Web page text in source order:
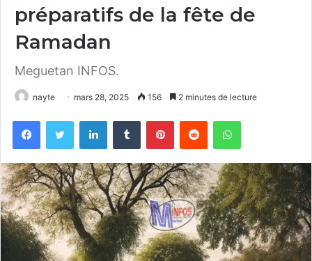
préparatifs de la fête de
Ramadan
Meguetan INFOS.
nayte mars 28, 2025 156 2 minutes de lecture